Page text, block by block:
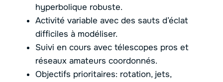
hyperbolique robuste.
Activité variable avec des sauts d’éclat
difficiles à modéliser.
Suivi en cours avec télescopes pros et
réseaux amateurs coordonnés.
Objectifs prioritaires: rotation, jets,